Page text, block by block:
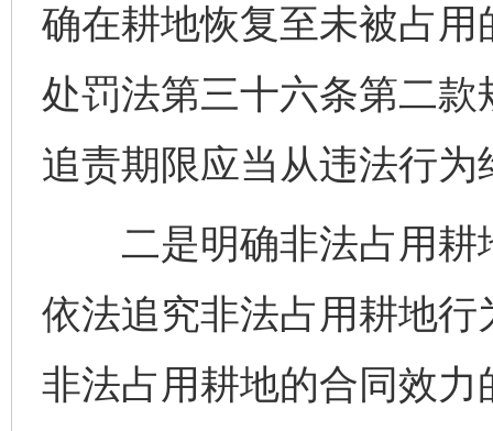
确在耕地恢复至未被占
处罚法第三十六条第二款
追责期限应当从违法行
二是明确非法占用耕
依法追究非法占用耕地
非法占用耕地的合同效